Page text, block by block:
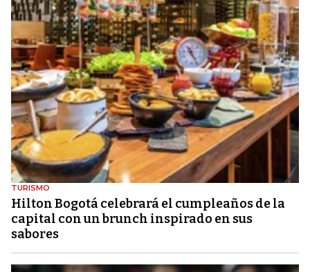
TURISMO
Hilton Bogotá celebrará el cumpleaños de la
capital con un brunch inspirado en sus
sabores